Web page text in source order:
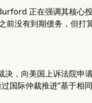
正在强调其核心
没有到期债务，但打
，向美国上诉法院申
国际仲裁推进“基于相